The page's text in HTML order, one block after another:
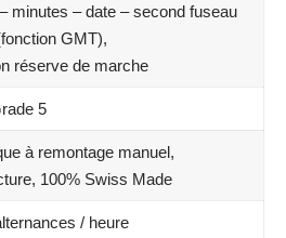
minutes – date – second fuseau
GMT),
réserve de marche
5
à remontage manuel,
100% Swiss Made
/ heure